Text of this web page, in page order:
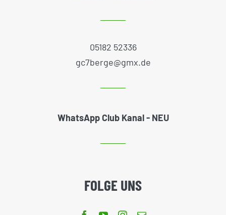
05182 52336
gc7berge@gmx.de
WhatsApp Club Kanal - NEU
FOLGE UNS